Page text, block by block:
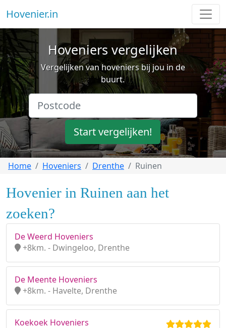
Hovenier.in
Hoveniers vergelijken
Vergelijken van hoveniers bij jou in de
buurt.
Start vergelijken!
Home Hoveniers Drenthe Ruinen
Hovenier in Ruinen aan het
zoeken?
De Weerd Hoveniers
+8km. - Dwingeloo, Drenthe
De Meente Hoveniers
+8km. - Havelte, Drenthe
Koekoek Hoveniers